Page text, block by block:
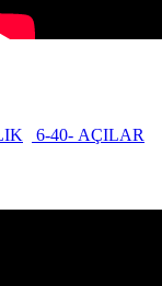
6-40- AÇILAR